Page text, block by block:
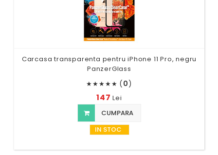
Carcasa transparenta pentru iPhone 11 Pro, negru
PanzerGlass
★★★★★ (0)
147Lei
CUMPARA
IN STOC